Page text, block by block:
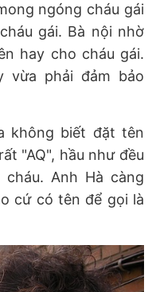
ngóng cháu gái
gái. Bà nội nhờ
hay cho cháu gái.
vừa phải đảm bảo
không biết đặt tên
"AQ", hầu như đều
Anh Hà càng
cứ có tên để gọi là